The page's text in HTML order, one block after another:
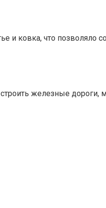
и ковка, что позволяло
железные дороги,